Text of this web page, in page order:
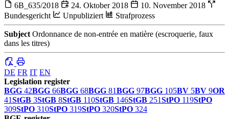
6B_635/2018
24. Oktober 2018
10. November 2018
Bundesgericht
Unpubliziert Strafprozess
Subject Ordonnance de non-entrée en matière (escroquerie, faux
dans les titres)
DE FR IT EN
Legislation register
BGG 42BGG 66BGG 68BGG 81BGG 97BGG 105BV 5BV 9OR
41StGB 3StGB 8StGB 110StGB 146StGB 251StPO 119StPO
309StPO 310StPO 319StPO 320StPO 324